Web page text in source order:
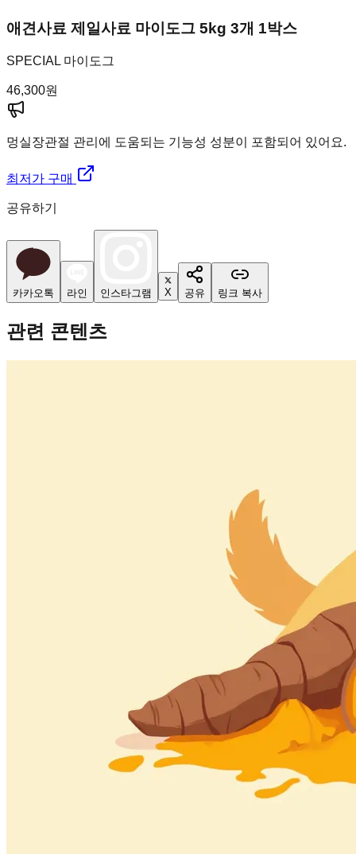
애견사료 제일사료 마이도그 5kg 3개 1박스
SPECIAL 마이도그
46,300원
멍실장관절 관리에 도움되는 기능성 성분이 포함되어 있어요.
최저가 구매
공유하기
카카오톡 라인 인스타그램 X 공유 링크 복사
관련 콘텐츠